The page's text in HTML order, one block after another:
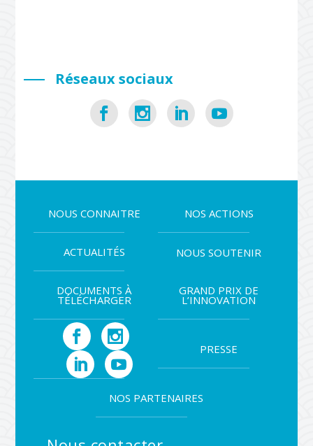
Réseaux sociaux
NOUS CONNAITRE NOS ACTIONS
ACTUALITÉS NOUS SOUTENIR
DOCUMENTS À
TÉLÉCHARGER
GRAND PRIX DE
L’INNOVATION
PRESSE
NOS PARTENAIRES